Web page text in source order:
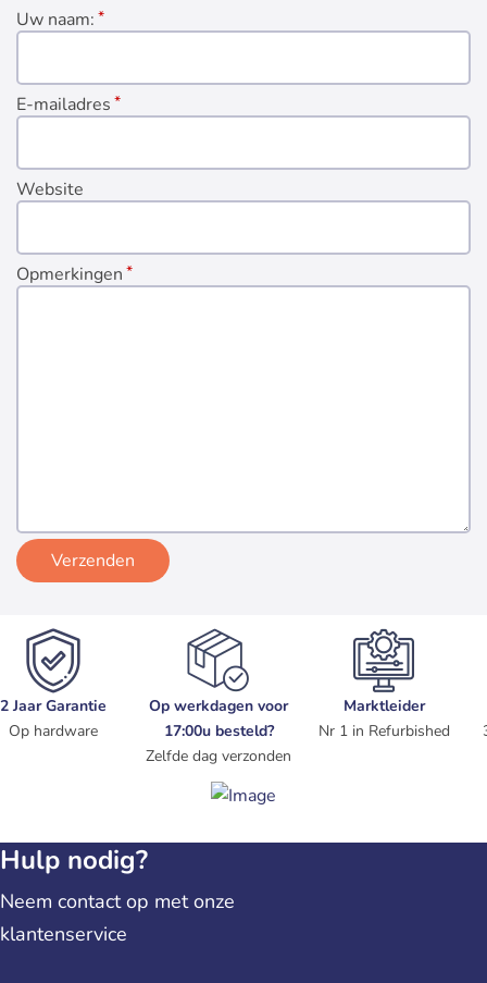
Uw naam:
E-mailadres
Website
Opmerkingen
Verzenden
2 Jaar Garantie
Op hardware
Op werkdagen voor
17:00u besteld?
Zelfde dag verzonden
Marktleider
Nr 1 in Refurbished
Hulp nodig?
Neem contact op met onze
klantenservice